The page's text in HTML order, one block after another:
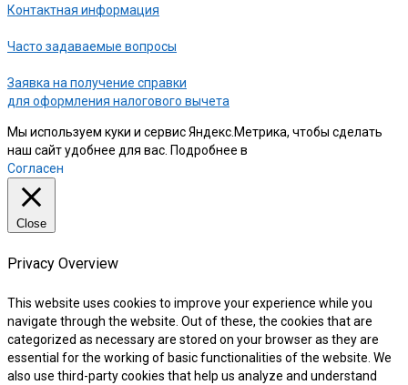
Контактная информация
Часто задаваемые вопросы
Заявка на получение справки
для оформления налогового вычета
Мы используем куки и сервис Яндекс.Метрика, чтобы сделать
наш сайт удобнее для вас. Подробнее в
Согласен
Close
Privacy Overview
This website uses cookies to improve your experience while you
navigate through the website. Out of these, the cookies that are
categorized as necessary are stored on your browser as they are
essential for the working of basic functionalities of the website. We
also use third-party cookies that help us analyze and understand